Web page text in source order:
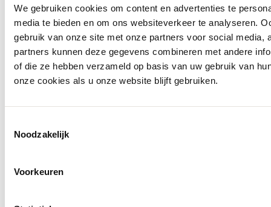
We gebruiken cookies om content en advertenties te
media te bieden en om ons websiteverkeer te analyseren.
gebruik van onze site met onze partners voor social media,
partners kunnen deze gegevens combineren met andere
of die ze hebben verzameld op basis van uw gebruik van
onze cookies als u onze website blijft gebruiken.
Noodzakelijk
Voorkeuren